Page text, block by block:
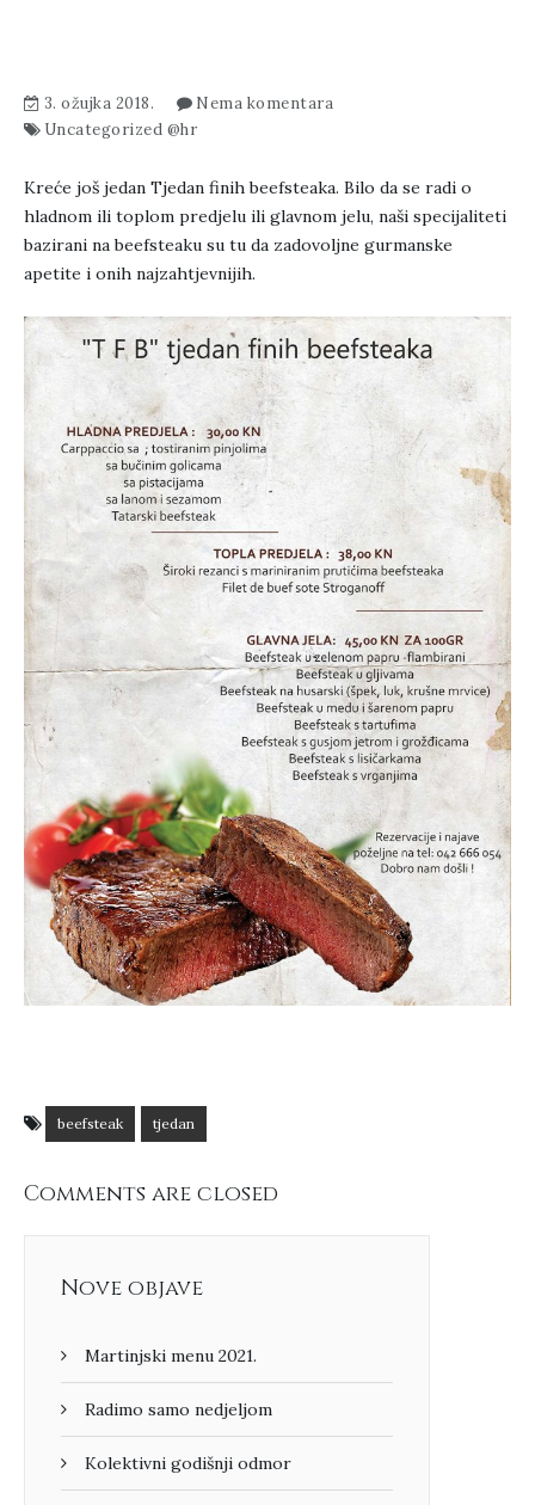
3. ožujka 2018.
Nema komentara
Uncategorized @hr
Kreće još jedan Tjedan finih beefsteaka. Bilo da se radi o
hladnom ili toplom predjelu ili glavnom jelu, naši specijaliteti
bazirani na beefsteaku su tu da zadovoljne gurmanske
apetite i onih najzahtjevnijih.
beefsteak tjedan
Comments are closed
Nove objave
Martinjski menu 2021.
Radimo samo nedjeljom
Kolektivni godišnji odmor